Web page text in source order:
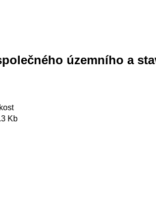
územního a
Kb